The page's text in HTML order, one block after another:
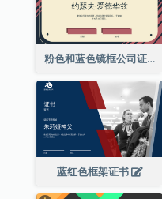
粉色和蓝色镜框公司证书
蓝红色框架证书